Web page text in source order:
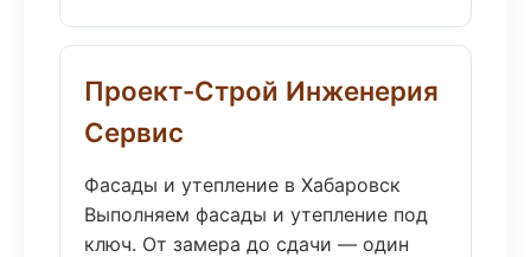
Проект-Строй Инженерия
Сервис
Фасады и утепление в Хабаровск
Выполняем фасады и утепление под
ключ. От замера до сдачи — один